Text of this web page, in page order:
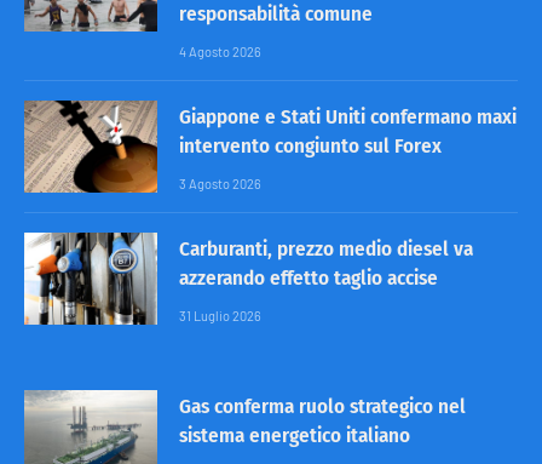
responsabilità comune
4 Agosto 2026
Giappone e Stati Uniti confermano maxi
intervento congiunto sul Forex
3 Agosto 2026
Carburanti, prezzo medio diesel va
azzerando effetto taglio accise
31 Luglio 2026
Gas conferma ruolo strategico nel
sistema energetico italiano